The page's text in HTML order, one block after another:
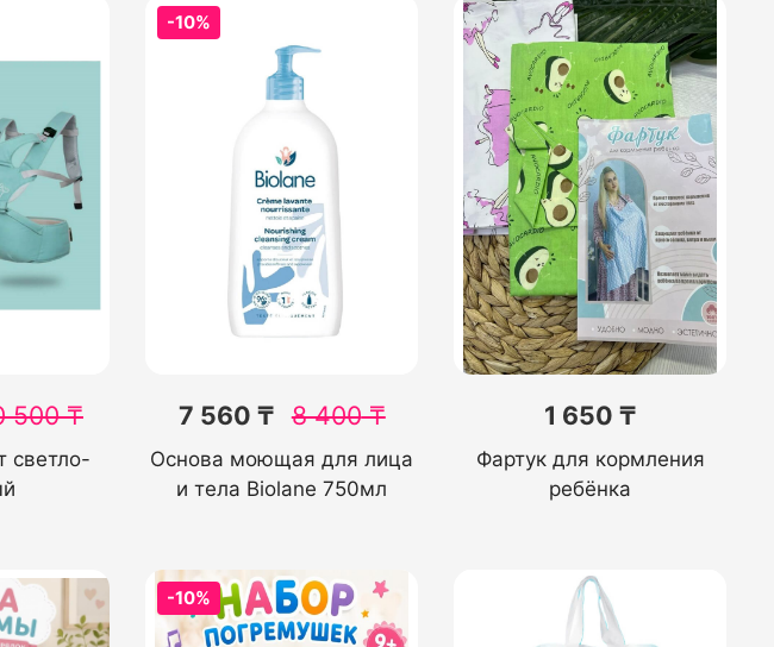
500₸
светло-
-10%
7 560 ₸ 8 400₸
Основа моющая для лица
и тела Biolane 750мл
1 650 ₸
Фартук для кормления
ребёнка
-10%